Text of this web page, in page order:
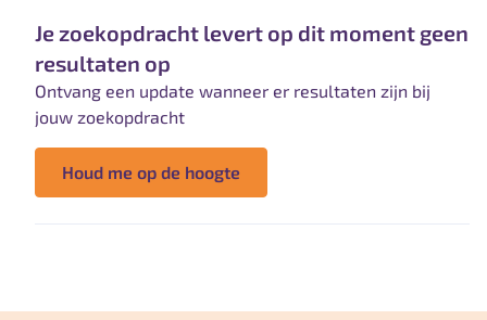
Je zoekopdracht levert op dit moment geen
resultaten op
Ontvang een update wanneer er resultaten zijn bij
jouw zoekopdracht
Houd me op de hoogte